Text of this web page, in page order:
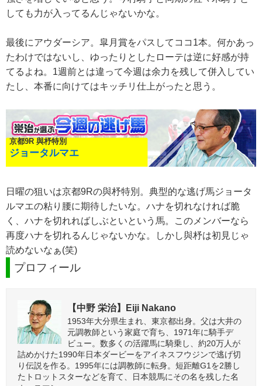
しても力が入ってるんじゃないかな。
最後にアウダーシア。皐月賞をパスしてココ1本。何かあっ
たわけではないし、ゆったりとしたローテは逆に好感が持
てるよね。1週前とは違って今週は余力を残して併入してい
たし、本番に向けてはキッチリ仕上がったと思う。
京都9R 與杼特別
ジョータルマエ
日曜の狙いは京都9Rの與杼特別。典型的な逃げ馬ジョータ
ルマエの粘り腰に期待したいな。ハナを切れなければ脆
く、ハナを切れればしぶといという馬。このメンバーなら
再度ハナを切れるんじゃないかな。しかし與杼は初見じゃ
読めないなぁ(笑)
プロフィール
【中野 栄治】Eiji Nakano
1953年大分県生まれ、東京都出身。父は大井の
元調教師という家庭で育ち、1971年に騎手デ
ビュー。数多くの活躍馬に騎乗し、約20万人が
詰めかけた1990年日本ダービーをアイネスフウジンで逃げ切
り伝説を作る。1995年には調教師に転身。短距離G1を2勝し
たトロットスターなどを育て、日本競馬にその名を残した名